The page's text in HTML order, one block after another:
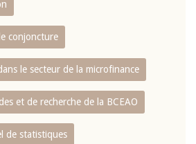
conjoncture
le secteur de la microfinance
et de recherche de la BCEAO
de statistiques